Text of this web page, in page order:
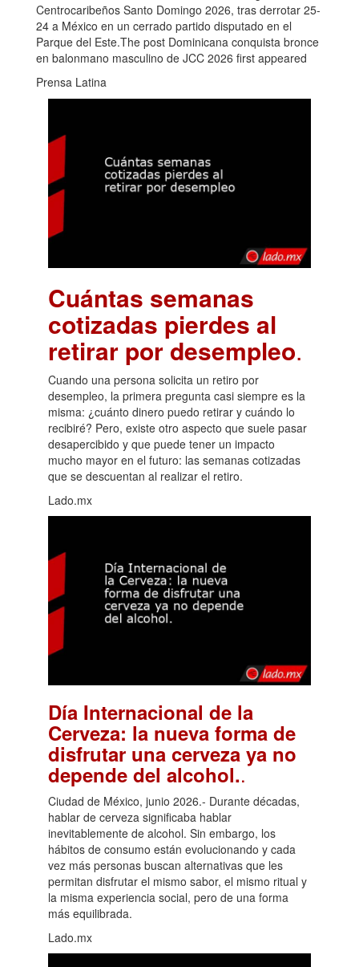
Centrocaribeños Santo Domingo 2026, tras derrotar 25-
24 a México en un cerrado partido disputado en el
Parque del Este.The post Dominicana conquista bronce
en balonmano masculino de JCC 2026 first appeared
Prensa Latina
Cuántas semanas
cotizadas pierdes al
retirar por desempleo.
Cuando una persona solicita un retiro por
desempleo, la primera pregunta casi siempre es la
misma: ¿cuánto dinero puedo retirar y cuándo lo
recibiré? Pero, existe otro aspecto que suele pasar
desapercibido y que puede tener un impacto
mucho mayor en el futuro: las semanas cotizadas
que se descuentan al realizar el retiro.
Lado.mx
Día Internacional de la
Cerveza: la nueva forma de
disfrutar una cerveza ya no
depende del alcohol..
Ciudad de México, junio 2026.- Durante décadas,
hablar de cerveza significaba hablar
inevitablemente de alcohol. Sin embargo, los
hábitos de consumo están evolucionando y cada
vez más personas buscan alternativas que les
permitan disfrutar el mismo sabor, el mismo ritual y
la misma experiencia social, pero de una forma
más equilibrada.
Lado.mx